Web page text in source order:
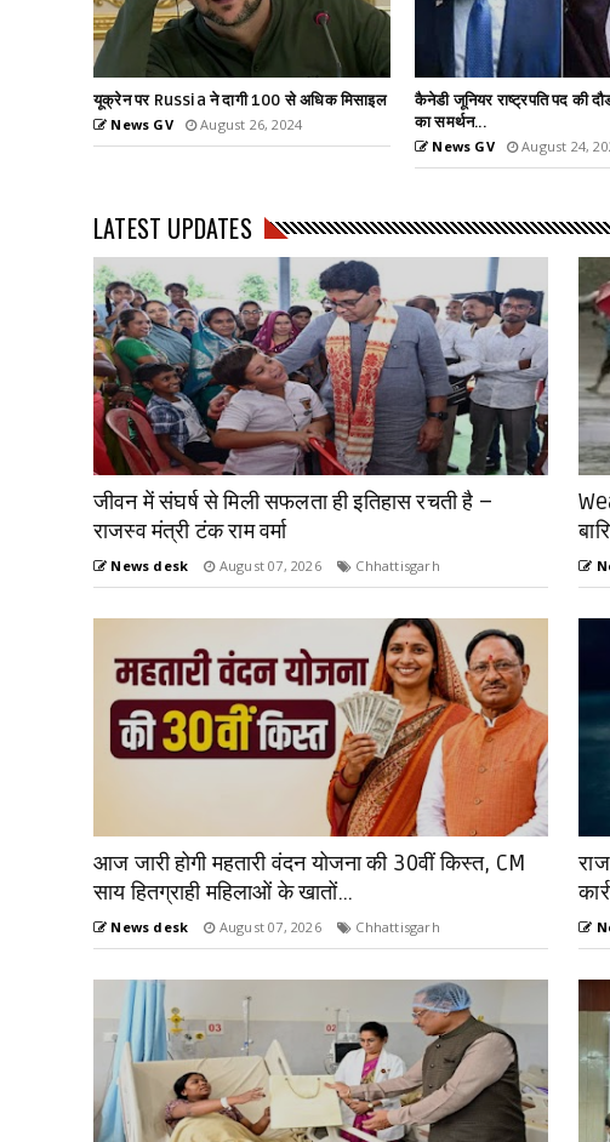
कैनेडी जूनियर राष्ट्रपति पद की दौड से बाहर, ट्रम्प
का समर्थन...
News GV August 24, 2024
हमास का नंबर-2 लीडर मोहम्मद
News GV
LATEST UPDATES
जीवन में संघर्ष से मिली सफलता ही इतिहास रचती है –
राजस्व मंत्री टंक राम वर्मा
News desk August 07, 2026 Chhattisgarh
आज जारी होगी महतारी वंदन योजना की 30वीं किस्त, CM
साय हितग्राही महिलाओं के खातों...
News desk August 07, 2026 Chhattisgarh